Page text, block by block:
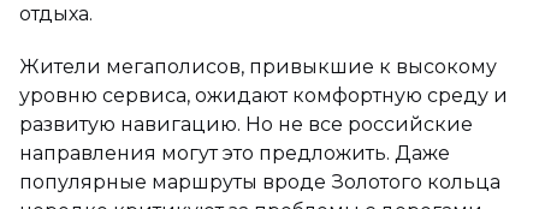
отдыха.
Жители мегаполисов, привыкшие к высокому
уровню сервиса, ожидают комфортную среду и
развитую навигацию. Но не все российские
направления могут это предложить. Даже
популярные маршруты вроде Золотого кольца